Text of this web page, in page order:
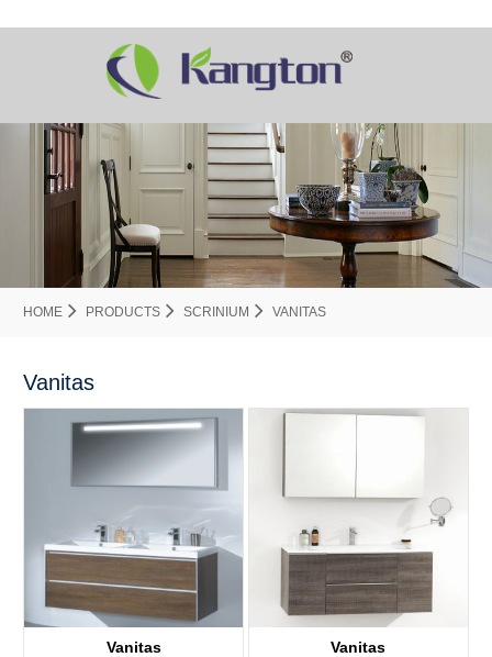
HOME PRODUCTS SCRINIUM VANITAS
Vanitas
Vanitas Vanitas